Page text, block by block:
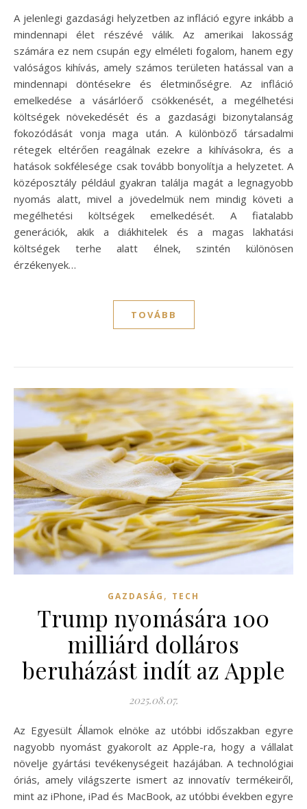
A jelenlegi gazdasági helyzetben az infláció egyre inkább a
mindennapi élet részévé válik. Az amerikai lakosság
számára ez nem csupán egy elméleti fogalom, hanem egy
valóságos kihívás, amely számos területen hatással van a
mindennapi döntésekre és életminőségre. Az infláció
emelkedése a vásárlóerő csökkenését, a megélhetési
költségek növekedését és a gazdasági bizonytalanság
fokozódását vonja maga után. A különböző társadalmi
rétegek eltérően reagálnak ezekre a kihívásokra, és a
hatások sokfélesége csak tovább bonyolítja a helyzetet. A
középosztály például gyakran találja magát a legnagyobb
nyomás alatt, mivel a jövedelmük nem mindig követi a
megélhetési költségek emelkedését. A fiatalabb
generációk, akik a diákhitelek és a magas lakhatási
költségek terhe alatt élnek, szintén különösen
érzékenyek…
TOVÁBB
GAZDASÁG , TECH
Trump nyomására 100
milliárd dolláros
beruházást indít az Apple
2025.08.07.
Az Egyesült Államok elnöke az utóbbi időszakban egyre
nagyobb nyomást gyakorolt az Apple-ra, hogy a vállalat
növelje gyártási tevékenységeit hazájában. A technológiai
óriás, amely világszerte ismert az innovatív termékeiről,
mint az iPhone, iPad és MacBook, az utóbbi években egyre